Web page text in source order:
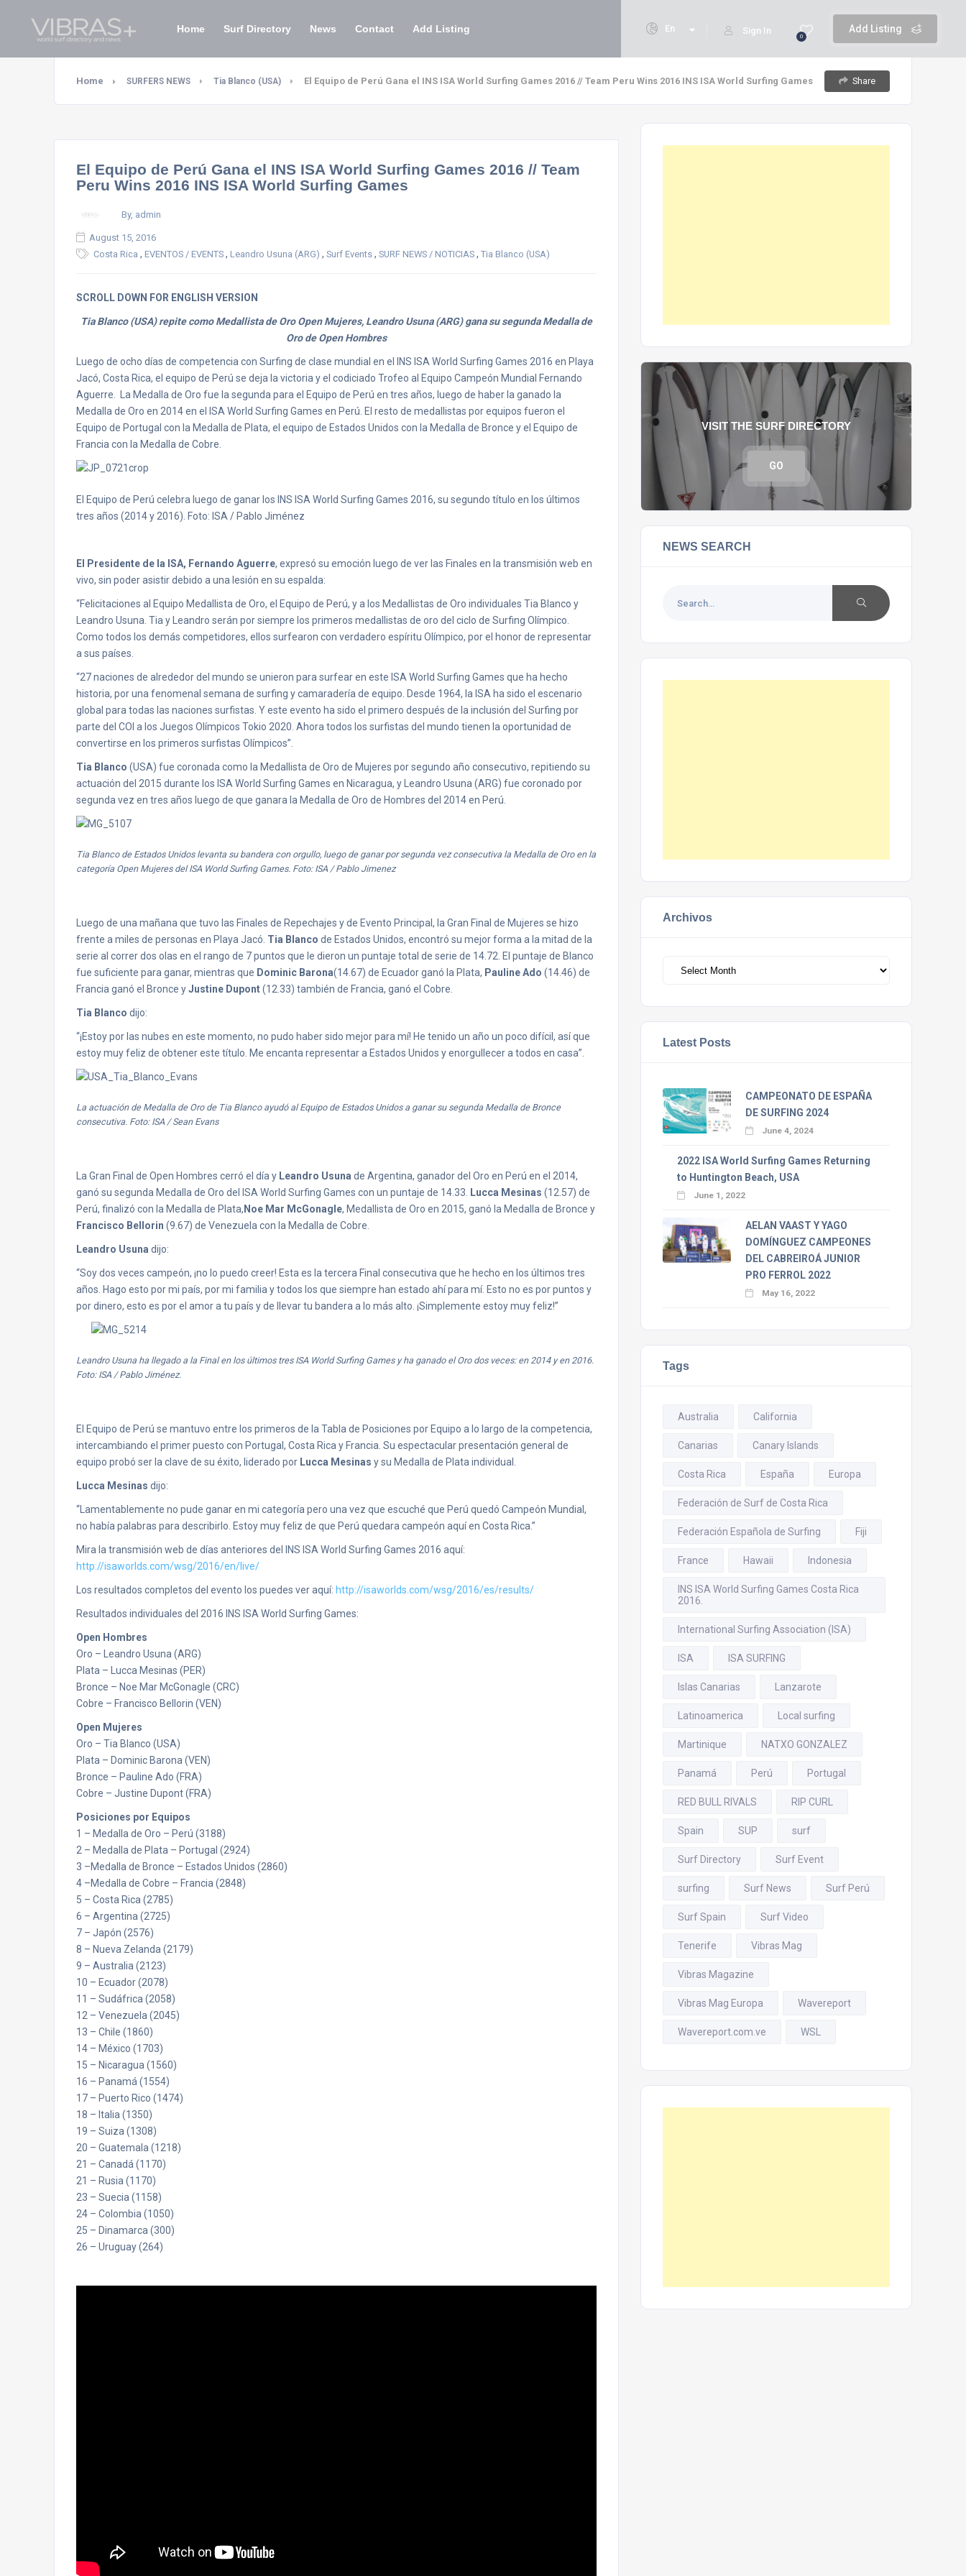
Add Listing
0
Sign In
En
Home Surf Directory News Contact Add Listing
Home SURFERS NEWS Tia Blanco (USA) El Equipo de Perú Gana el INS ISA World Surfing Games 2016 // Team Peru Wins 2016 INS ISA World Surfing Games Share
El Equipo de Perú Gana el INS ISA World Surfing Games 2016 // Team
Peru Wins 2016 INS ISA World Surfing Games
By, admin
August 15, 2016
Costa Rica , EVENTOS / EVENTS , Leandro Usuna (ARG) , Surf Events , SURF NEWS / NOTICIAS , Tia Blanco (USA)
SCROLL DOWN FOR ENGLISH VERSION
Tia Blanco (USA) repite como Medallista de Oro Open Mujeres, Leandro Usuna (ARG) gana su segunda Medalla de
Oro de Open Hombres
Luego de ocho días de competencia con Surfing de clase mundial en el INS ISA World Surfing Games 2016 en Playa
Jacó, Costa Rica, el equipo de Perú se deja la victoria y el codiciado Trofeo al Equipo Campeón Mundial Fernando
Aguerre. La Medalla de Oro fue la segunda para el Equipo de Perú en tres años, luego de haber la ganado la
Medalla de Oro en 2014 en el ISA World Surfing Games en Perú. El resto de medallistas por equipos fueron el
Equipo de Portugal con la Medalla de Plata, el equipo de Estados Unidos con la Medalla de Bronce y el Equipo de
Francia con la Medalla de Cobre.
El Equipo de Perú celebra luego de ganar los INS ISA World Surfing Games 2016, su segundo título en los últimos
tres años (2014 y 2016). Foto: ISA / Pablo Jiménez
El Presidente de la ISA, Fernando Aguerre, expresó su emoción luego de ver las Finales en la transmisión web en
vivo, sin poder asistir debido a una lesión en su espalda:
“Felicitaciones al Equipo Medallista de Oro, el Equipo de Perú, y a los Medallistas de Oro individuales Tia Blanco y
Leandro Usuna. Tia y Leandro serán por siempre los primeros medallistas de oro del ciclo de Surfing Olímpico.
Como todos los demás competidores, ellos surfearon con verdadero espíritu Olímpico, por el honor de representar
a sus países.
“27 naciones de alrededor del mundo se unieron para surfear en este ISA World Surfing Games que ha hecho
historia, por una fenomenal semana de surfing y camaradería de equipo. Desde 1964, la ISA ha sido el escenario
global para todas las naciones surfistas. Y este evento ha sido el primero después de la inclusión del Surfing por
parte del COI a los Juegos Olímpicos Tokio 2020. Ahora todos los surfistas del mundo tienen la oportunidad de
convertirse en los primeros surfistas Olímpicos”.
Tia Blanco (USA) fue coronada como la Medallista de Oro de Mujeres por segundo año consecutivo, repitiendo su
actuación del 2015 durante los ISA World Surfing Games en Nicaragua, y Leandro Usuna (ARG) fue coronado por
segunda vez en tres años luego de que ganara la Medalla de Oro de Hombres del 2014 en Perú.
Tia Blanco de Estados Unidos levanta su bandera con orgullo, luego de ganar por segunda vez consecutiva la Medalla de Oro en la
categoría Open Mujeres del ISA World Surfing Games. Foto: ISA / Pablo Jimenez
Luego de una mañana que tuvo las Finales de Repechajes y de Evento Principal, la Gran Final de Mujeres se hizo
frente a miles de personas en Playa Jacó. Tia Blanco de Estados Unidos, encontró su mejor forma a la mitad de la
serie al correr dos olas en el rango de 7 puntos que le dieron un puntaje total de serie de 14.72. El puntaje de Blanco
fue suficiente para ganar, mientras que Dominic Barona(14.67) de Ecuador ganó la Plata, Pauline Ado (14.46) de
Francia ganó el Bronce yJustine Dupont(12.33) también de Francia, ganó el Cobre.
Tia Blanco dijo:
“¡Estoy por las nubes en este momento, no pudo haber sido mejor para mí! He tenido un año un poco difícil, así que
estoy muy feliz de obtener este título. Me encanta representar a Estados Unidos y enorgullecer a todos en casa”.
La actuación de Medalla de Oro de Tia Blanco ayudó al Equipo de Estados Unidos a ganar su segunda Medalla de Bronce
consecutiva. Foto: ISA / Sean Evans
La Gran Final de Open Hombres cerró el día y Leandro Usuna de Argentina, ganador del Oro en Perú en el 2014,
ganó su segunda Medalla de Oro del ISA World Surfing Games con un puntaje de 14.33.
Lucca Mesinas (12.57) de
Perú, finalizó con la Medalla de Plata, Noe Mar McGonagle, Medallista de Oro en 2015, ganó la Medalla de Bronce y
Francisco Bellorin (9.67) de Venezuela con la Medalla de Cobre.
Leandro Usuna dijo:
“Soy dos veces campeón, ¡no lo puedo creer! Esta es la tercera Final consecutiva que he hecho en los últimos tres
años. Hago esto por mi país, por mi familia y todos los que siempre han estado ahí para mí. Esto no es por puntos y
por dinero, esto es por el amor a tu país y de llevar tu bandera a lo más alto. ¡Simplemente estoy muy feliz!”
Leandro Usuna ha llegado a la Final en los últimos tres ISA World Surfing Games y ha ganado el Oro dos veces: en 2014 y en 2016.
Foto: ISA / Pablo Jiménez.
El Equipo de Perú se mantuvo entre los primeros de la Tabla de Posiciones por Equipo a lo largo de la competencia,
intercambiando el primer puesto con Portugal, Costa Rica y Francia. Su espectacular presentación general de
equipo probó ser la clave de su éxito, liderado por Lucca Mesinas y su Medalla de Plata individual.
Lucca Mesinas dijo:
“Lamentablemente no pude ganar en mi categoría pero una vez que escuché que Perú quedó Campeón Mundial,
no había palabras para describirlo. Estoy muy feliz de que Perú quedara campeón aquí en Costa Rica.”
Mira la transmisión web de días anteriores del INS ISA World Surfing Games 2016 aquí:
http://isaworlds.com/wsg/2016/en/live/
Los resultados completos del evento los puedes ver aquí: http://isaworlds.com/wsg/2016/es/results/
Resultados individuales del 2016 INS ISA World Surfing Games:
Open Hombres
Oro – Leandro Usuna (ARG)
Plata – Lucca Mesinas (PER)
Bronce – Noe Mar McGonagle (CRC)
Cobre – Francisco Bellorin (VEN)
Open Mujeres
Oro – Tia Blanco (USA)
Plata – Dominic Barona (VEN)
Bronce – Pauline Ado (FRA)
Cobre – Justine Dupont (FRA)
Posiciones por Equipos
1 – Medalla de Oro – Perú (3188)
2 – Medalla de Plata – Portugal (2924)
3 –Medalla de Bronce – Estados Unidos (2860)
4 –Medalla de Cobre – Francia (2848)
5 – Costa Rica (2785)
6 – Argentina (2725)
7 – Japón (2576)
8 – Nueva Zelanda (2179)
9 – Australia (2123)
10 – Ecuador (2078)
11 – Sudáfrica (2058)
12 – Venezuela (2045)
13 – Chile (1860)
14 – México (1703)
15 – Nicaragua (1560)
16 – Panamá (1554)
17 – Puerto Rico (1474)
18 – Italia (1350)
19 – Suiza (1308)
20 – Guatemala (1218)
21 – Canadá (1170)
21 – Rusia (1170)
23 – Suecia (1158)
24 – Colombia (1050)
25 – Dinamarca (300)
26 – Uruguay (264)
VISIT THE SURF DIRECTORY
GO
NEWS SEARCH
Archivos
Latest Posts
CAMPEONATO DE ESPAÑA
DE SURFING 2024
June 4, 2024
2022 ISA World Surfing Games Returning
to Huntington Beach, USA
June 1, 2022
AELAN VAAST Y YAGO
DOMÍNGUEZ CAMPEONES
DEL CABREIROÁ JUNIOR
PRO FERROL 2022
May 16, 2022
Tags
Australia California
Canarias Canary Islands
Costa Rica España Europa
Federación de Surf de Costa Rica
Federación Española de Surfing Fiji
France Hawaii Indonesia
INS ISA World Surfing Games Costa Rica
2016.
International Surfing Association (ISA)
ISA ISA SURFING
Islas Canarias Lanzarote
Latinoamerica Local surfing
Martinique NATXO GONZALEZ
Panamá Perú Portugal
RED BULL RIVALS RIP CURL
Spain SUP surf
Surf Directory Surf Event
surfing Surf News Surf Perú
Surf Spain Surf Video
Tenerife Vibras Mag
Vibras Magazine
Vibras Mag Europa Wavereport
Wavereport.com.ve WSL